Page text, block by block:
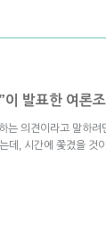
발표한 여론
는 의견이라고 말하
데, 시간에 쫓겼을 것